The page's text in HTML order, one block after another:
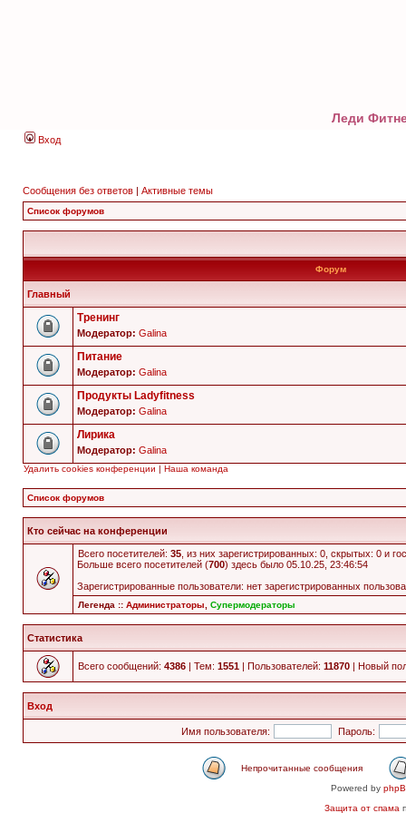
Леди
Вход
Сообщения без ответов | Активные темы
Список форумов
Форум
Главный
Тренинг
Модератор: Galina
Питание
Модератор: Galina
Продукты Ladyfitness
Модератор: Galina
Лирика
Модератор: Galina
Удалить cookies конференции | Наша команда
Список форумов
Кто сейчас на конференции
Всего посетителей: 35 , из них зарегистрированных: 0, скрытых: 0 и
Больше всего посетителей (700) здесь было 05.10.25, 23:46:54
Зарегистрированные пользователи: нет зарегистрированных
Легенда :: Администраторы Супермодераторы
Статистика
Всего сообщений: 4386 | Тем: 1551 | Пользователей: 11870 | Новый
Вход
Имя пользователя: Пароль:
Непрочитанные сообщения
Powered by
Защита от спама